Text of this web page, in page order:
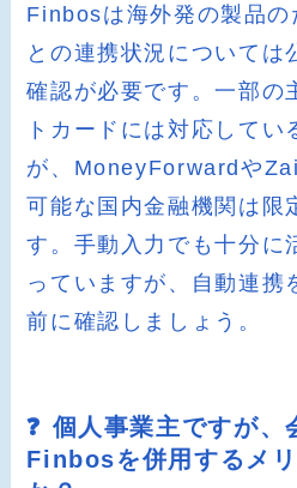
Finbosは海外発の製品の
との連携状況については
確認が必要です。一部の
トカードには対応してい
が、MoneyForwardや
可能な国内金融機関は限
す。手動入力でも十分に
っていますが、自動連携
前に確認しましょう。
❓ 個人事業主ですが、
Finbosを併用するメ